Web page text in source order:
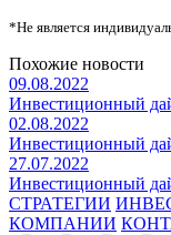
*Не является
Похожие новости
09.08.2022
Инвестиционный
02.08.2022
Инвестиционный
27.07.2022
Инвестиционный
СТРАТЕГИИ
КОМПАНИИ